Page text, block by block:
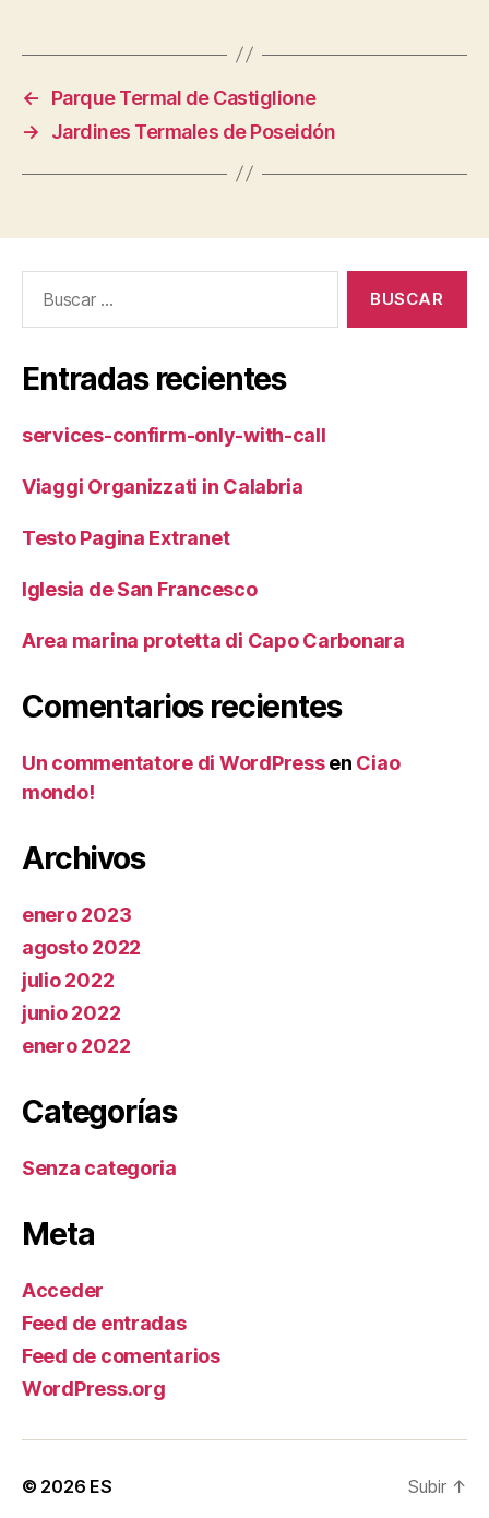
←
Parque Termal de Castiglione
→
Jardines Termales de Poseidón
Entradas recientes
services-confirm-only-with-call
Viaggi Organizzati in Calabria
Testo Pagina Extranet
Iglesia de San Francesco
Area marina protetta di Capo Carbonara
Comentarios recientes
Un commentatore di WordPressen Ciao
mondo!
Archivos
enero 2023
agosto 2022
julio 2022
junio 2022
enero 2022
Categorías
Senza categoria
Meta
Acceder
Feed de entradas
Feed de comentarios
WordPress.org
© 2026 ES Subir ↑